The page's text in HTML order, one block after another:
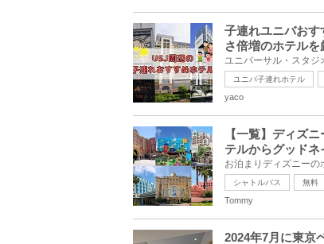
子連れユニバお
さ倍増のホテルを
ユニバ子連れホテル
yaco
【一覧】ディズ
テルからグッドネ
シャトルバス 無料
Tommy
2024年7月に東京